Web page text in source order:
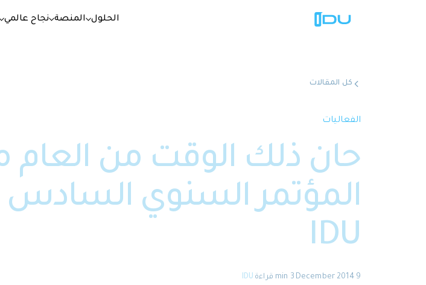
الحلول المنصة نجاح عالمي
كل المقالات
الفعاليات
حان ذلك الوقت من العام
المؤتمر السنوي
IDU
9 December 2014
3 min قراءة IDU